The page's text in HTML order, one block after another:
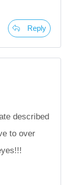
Reply
described
to over